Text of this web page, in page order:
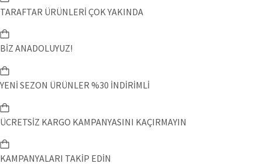
TARAFTAR ÜRÜNLERİ ÇOK YAKINDA
BİZ ANADOLUYUZ!
YENİ SEZON ÜRÜNLER %30 İNDİRİMLİ
ÜCRETSİZ KARGO KAMPANYASINI KAÇIRMAYIN
KAMPANYALARI TAKİP EDİN